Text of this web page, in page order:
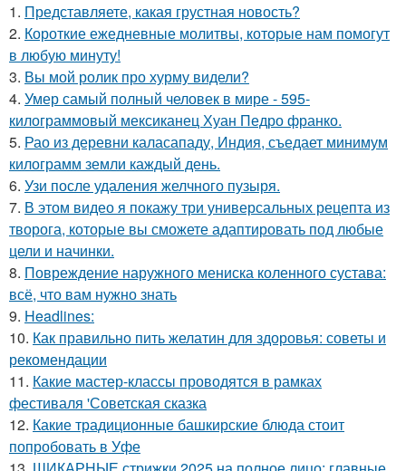
1. Представляете, какая грустная новость?
2. Короткие ежедневные молитвы, которые нам помогут
в любую минуту!
3. Вы мой ролик про хурму видели?
4. Умер самый полный человек в мире - 595-
килограммовый мексиканец Хуан Педро франко.
5. Рао из деревни каласападу, Индия, съедает минимум
килограмм земли каждый день.
6. Узи после удаления желчного пузыря.
7. В этом видео я покажу три универсальных рецепта из
творога, которые вы сможете адаптировать под любые
цели и начинки.
8. Повреждение наружного мениска коленного сустава:
всё, что вам нужно знать
9. Headlines:
10. Как правильно пить желатин для здоровья: советы и
рекомендации
11. Какие мастер-классы проводятся в рамках
фестиваля 'Советская сказка
12. Какие традиционные башкирские блюда стоит
попробовать в Уфе